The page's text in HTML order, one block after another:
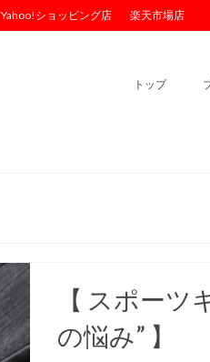
Yahoo!ショッピング店 楽天市場店
トップ
【 スポーツ
の悩み” 】